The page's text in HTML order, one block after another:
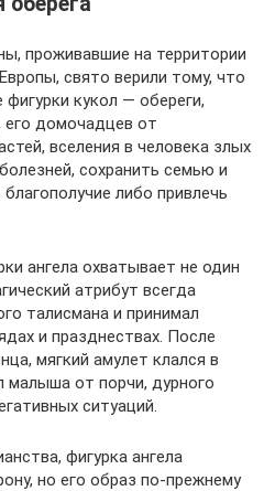
проживавшие на территории
свято верили тому, что
кукол ― обереги,
домочадцев от
вселения в человека злых
сохранить семью и
либо привлечь
ангела охватывает не один
атрибут всегда
талисмана и принимал
и празднествах. После
мягкий амулет клался в
малыша от порчи, дурного
ситуаций.
фигурка ангела
но его образ по-прежнему